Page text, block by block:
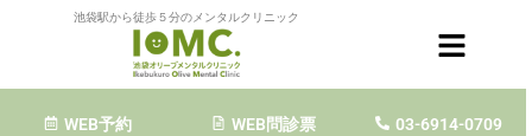
池袋駅から徒歩５分のメンタルクリニック
WEB予約 WEB問診票 03-6914-0709
2025-04